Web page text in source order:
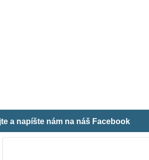
a napíšte nám na náš Facebook